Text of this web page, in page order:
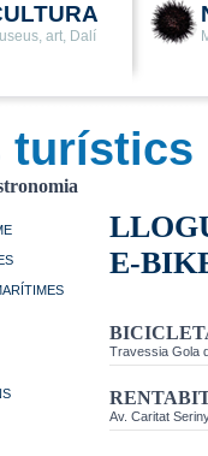
art, Dalí
turístics
E-
Travessia Gola
Av. Caritat